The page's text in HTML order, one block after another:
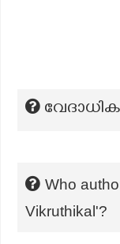
Who
Vikruthikal'?